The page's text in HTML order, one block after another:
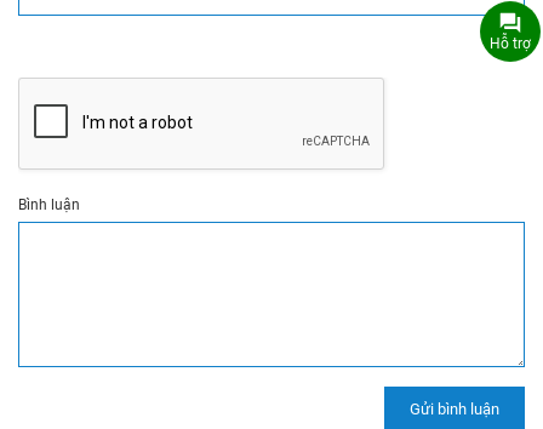
Bình luận
Hỗ trợ